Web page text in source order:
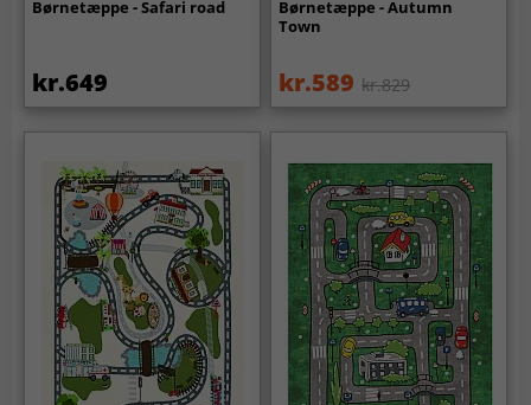
Børnetæppe - Safari road
kr.649
Børnetæppe - Autumn
Town
kr.589 kr.829